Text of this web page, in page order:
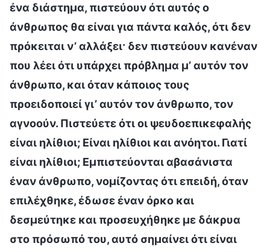
ένα διάστημα, πιστεύουν ότι αυτός ο
άνθρωπος θα είναι για πάντα καλός, ότι δεν
πρόκειται ν’ αλλάξει· δεν πιστεύουν κανέναν
που λέει ότι υπάρχει πρόβλημα μ’ αυτόν τον
άνθρωπο, και όταν κάποιος τους
προειδοποιεί γι’ αυτόν τον άνθρωπο, τον
αγνοούν. Πιστεύετε ότι οι ψευδοεπικεφαλής
είναι ηλίθιοι; Είναι ηλίθιοι και ανόητοι. Γιατί
είναι ηλίθιοι; Εμπιστεύονται αβασάνιστα
έναν άνθρωπο, νομίζοντας ότι επειδή, όταν
επιλέχθηκε, έδωσε έναν όρκο και
δεσμεύτηκε και προσευχήθηκε με δάκρυα
στο πρόσωπό του, αυτό σημαίνει ότι είναι